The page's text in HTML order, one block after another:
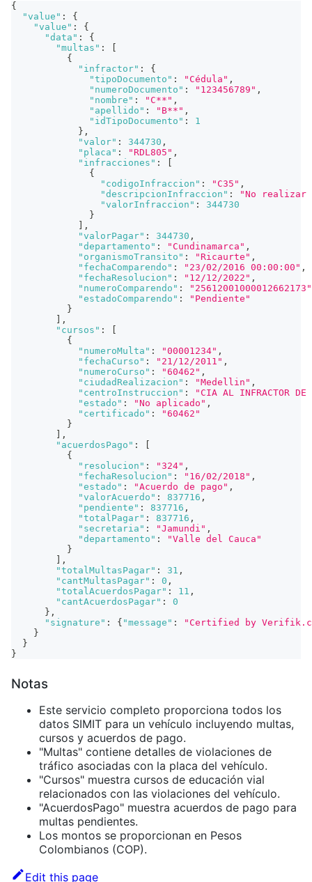
{
"value" :
{
"value" :
{
"data" :
{
"multas" :
{
"infractor" :
{
"tipoDocumento" : "Cédula" ,
"numeroDocumento" : "123456789" ,
"nombre" : "C**" ,
"apellido" : "B**" ,
"idTipoDocumento" :
1
} ,
"valor" : 344730 ,
"placa" : "RDL805" ,
"infracciones" :
{
"codigoInfraccion" : "C35" ,
"descripcionInfraccion" :
"No realizar
"valorInfraccion" :
344730
}
,
"valorPagar" : 344730 ,
"departamento" : "Cundinamarca" ,
"organismoTransito" : "Ricaurte" ,
"fechaComparendo" : "23/02/2016 00:00:00" ,
"fechaResolucion" : "12/12/2022" ,
"numeroComparendo" :
"25612001000012662173"
"estadoComparendo" :
"Pendiente"
}
,
"cursos" :
{
"numeroMulta" : "00001234" ,
"fechaCurso" : "21/12/2011" ,
"numeroCurso" : "60462" ,
"ciudadRealizacion" : "Medellin" ,
"centroInstruccion" :
"CIA AL INFRACTOR DE
"estado" : "No aplicado" ,
"certificado" :
"60462"
}
,
"acuerdosPago" :
{
"resolucion" : "324" ,
"fechaResolucion" : "16/02/2018" ,
"estado" : "Acuerdo de pago" ,
"valorAcuerdo" : 837716 ,
"pendiente" : 837716 ,
"totalPagar" : 837716 ,
"secretaria" : "Jamundi" ,
"departamento" :
"Valle del Cauca"
}
,
"totalMultasPagar" : 31 ,
"cantMultasPagar" : 0 ,
"totalAcuerdosPagar" : 11 ,
"cantAcuerdosPagar" :
0
} ,
"signature" : { "message" :
"Certified by
}
}
}
Notas
Este servicio completo proporciona todos los
datos SIMIT para un vehículo incluyendo multas,
cursos y acuerdos de pago.
"Multas" contiene detalles de violaciones de
tráfico asociadas con la placa del vehículo.
"Cursos" muestra cursos de educación vial
relacionados con las violaciones del vehículo.
"AcuerdosPago" muestra acuerdos de pago para
multas pendientes.
Los montos se proporcionan en Pesos
Colombianos (COP).
Edit this page